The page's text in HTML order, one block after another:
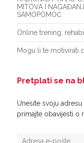
MITOVA I
SAMOPOMOĆ
Online trening,
Mogu li te motivirati
Pretplati se na
Unesite svoju
primajte obavijesti o